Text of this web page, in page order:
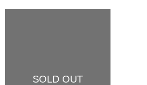
SOLD OUT